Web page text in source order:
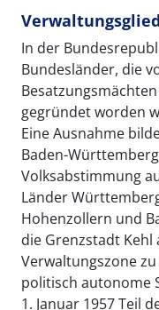
In der
Bundesländer, die
gegründet worden
Eine Ausnahme
Baden-
Volksabstimmung
Länder
Hohenzollern und
die Grenzstadt
Verwaltungszone
politisch autonome
1. Januar 1957 Teil